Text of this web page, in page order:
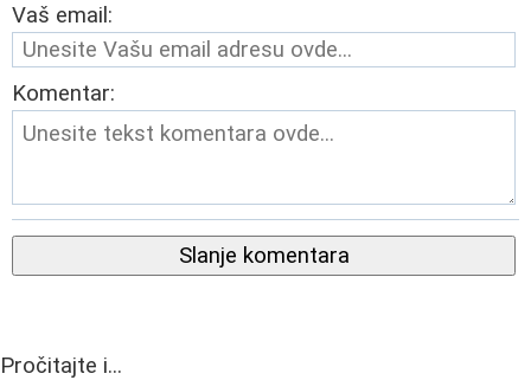
Vaš email:
Komentar:
Slanje komentara
Pročitajte i...